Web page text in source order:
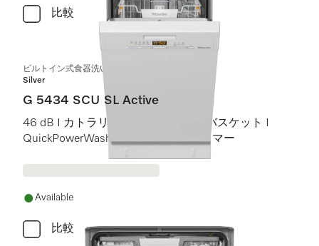
比較
ビルトイン式食器洗い機（45 cm）
Silver
G 5434 SCU SL Active
46 dB I カトラリートレイ I Comfortバスケット I
QuickPowerWash I スタート予約タイマー
Available
比較